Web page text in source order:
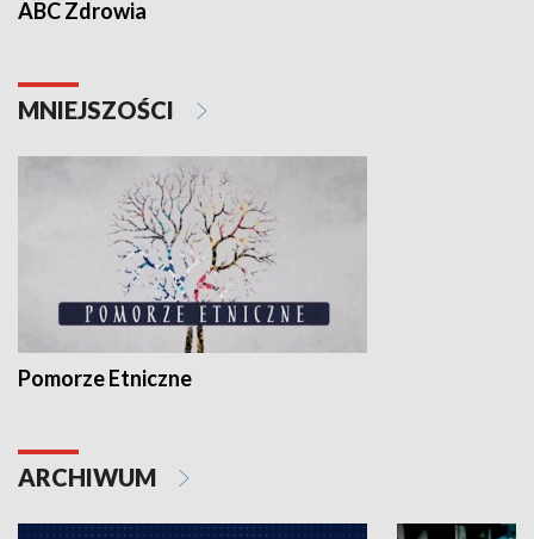
ABC Zdrowia
MNIEJSZOŚCI
Pomorze Etniczne
ARCHIWUM